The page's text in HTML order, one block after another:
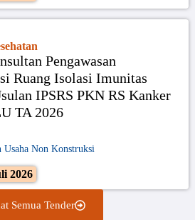
Pengawasan
Ruang Isolasi Imunitas
IPSRS PKN RS Kanker
TA 2026
Usaha Non Konstruksi
2026
Semua Tender